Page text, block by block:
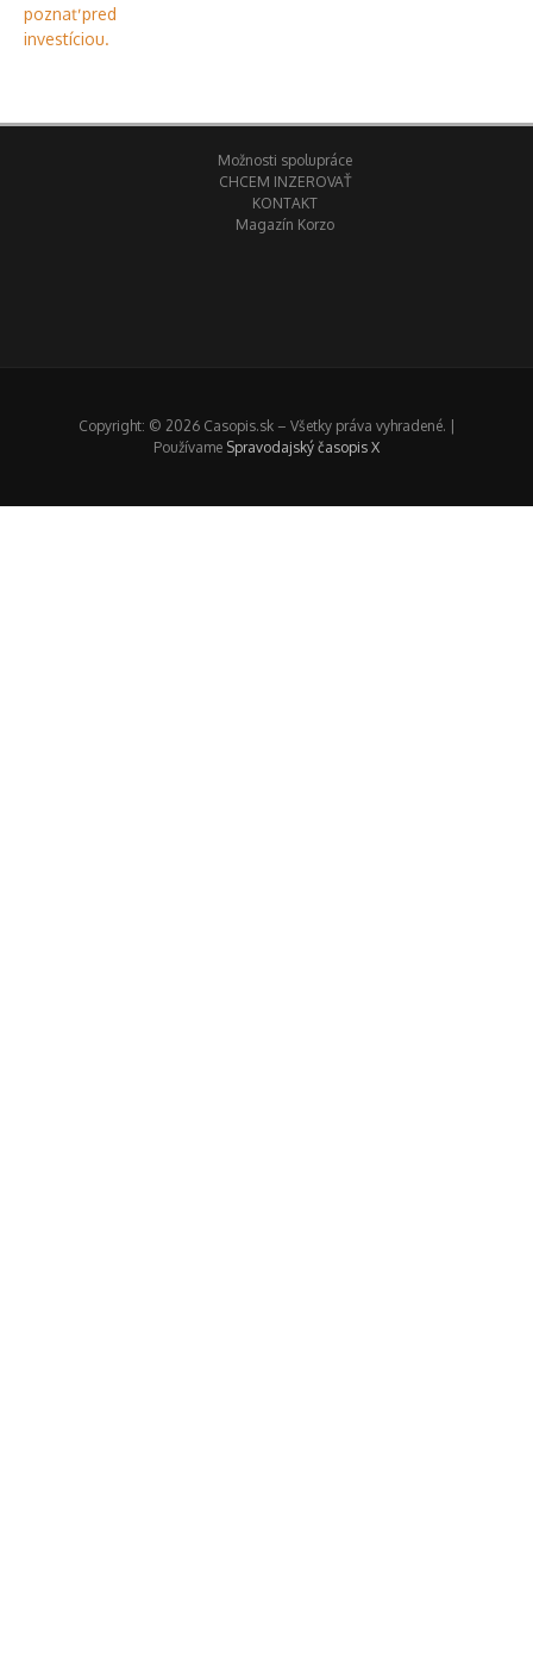
Možnosti spolupráce
CHCEM INZEROVAŤ
KONTAKT
Magazín Korzo
Copyright: © 2026 Casopis.sk – Všetky práva vyhradené. |
Používame Spravodajský časopis X